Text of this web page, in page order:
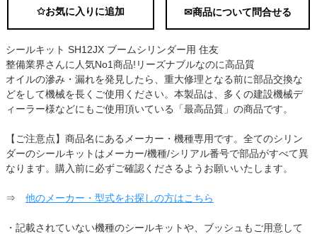
✩お気に入りに追加 ✉商品について問合せる
シールキット SH12JX ブームシリンダー用 住友
整備業界さんに人気No1商品!リーズナブルなのに高品質
オイルの滲み・漏れを発見したら、重大修理となる前に部品交換な
どをして機械を長くご使用ください。本製品は、多くの建設機械デ
ィーラー様などにもご使用頂いている「最高品質」の商品です。
【ご注意点】商品名にあるメーカー・機種専用です。全てのシリン
ダーのシールキットはメーカー/機種/シリアル番号で部品がすべて異
なります。購入前に必ずご確認くださるようお願いいたします。
⇒ 他のメーカー・型式をお探しの方はこちら
・記載されていない機種のシールキットや、ブッシュもご用意して